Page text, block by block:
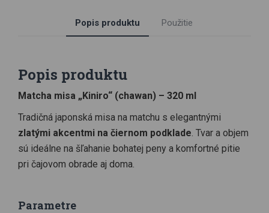
Popis produktu Použitie
Popis produktu
Matcha misa „Kiniro“ (chawan) – 320 ml
Tradičná japonská misa na matchu s elegantnými
zlatými akcentmi na čiernom podklade. Tvar a objem
sú ideálne na šľahanie bohatej peny a komfortné pitie
pri čajovom obrade aj doma.
Parametre